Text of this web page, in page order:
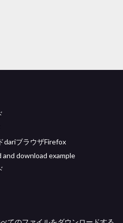
dariブラウザFirefox
download example